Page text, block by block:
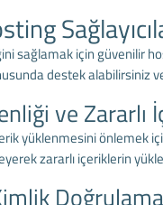
sağlamak için güvenilir
destek alabilirsiniz
ve Zararlı
yüklenmesini önlemek
zararlı içeriklerin
Doğrulama